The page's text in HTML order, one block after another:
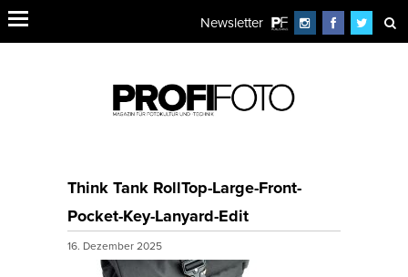
Newsletter
Think Tank RollTop-Large-Front-
Pocket-Key-Lanyard-Edit
16. Dezember 2025